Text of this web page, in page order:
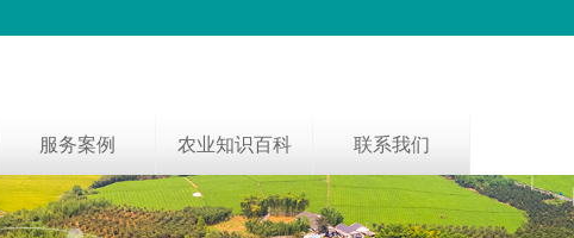
服务案例 农业知识百科 联系我们